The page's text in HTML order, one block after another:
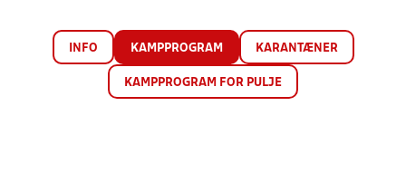
INFO KAMPPROGRAM KARANTÆNER
KAMPPROGRAM FOR PULJE